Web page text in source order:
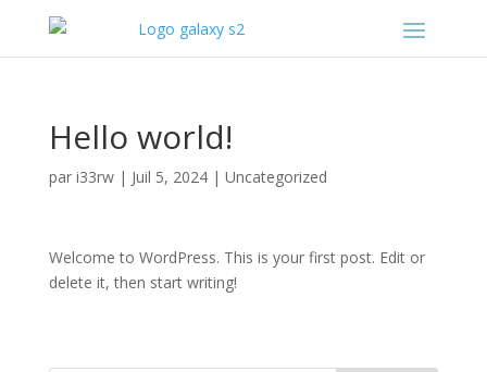
Hello world!
par i33rw| Juil 5, 2024| Uncategorized
Welcome to WordPress. This is your first post. Edit or
delete it, then start writing!